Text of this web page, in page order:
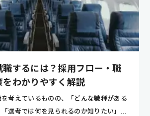
職するには？採用フロー・職
をわかりやすく解説
考えているものの、「どんな職種がある
選考では何を見られるのか知りたい」と